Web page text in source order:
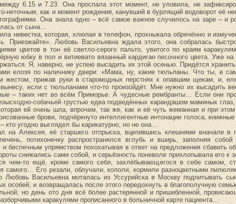
6.15 и 7.23. Она проспала этот момент, не уловила, не
неточным, как и момент рождения, канувший в бурлящий водоворот её
Она знала одно – всё самое важное случилось на заре – и
от сына…
невестка, которая, хлюпая в телефон, прохныкала обречённо и
Приезжайте». Любовь Васильевна ждала этого, она собралась
цветов в тон её светло-серого пальто, увитого по краям
юбку в пол и витиевато вязанный кардиган песочного цвета. Уже
Я, наверно, не успею высадить их этой осенью. Придётся
елозя по наличнику двери: «Мама, ну, какие тюльпаны. Что ты, в
жестом, прижав руки в старомодных перстнях к опавшим щекам, и,
если с тюльпанами что-то произойдёт. Мне нужно их высадить
– таких нет во всём Приморье. А чудесные рембранты… Если они
собачьей грустью едва подведённых карандашом маминых
ей очень шла, впрочем, так же, как и её чуть жеманная и при этом
брови, подчёркнуто интеллигентные интонации голоса,
угодно выглядел бы карикатурно, но не она…
на Алексея, её старшего отпрыска, вцепившись клешнями вначале
потихонечку распространялся вглубь и вширь, заполняя
беспечным упрямством похохатывая в ответ на предложения сбавить
снижались сами собой, и серьёзность поневоле прихлопывала его к
чем-то ещё, кроме самого себя, захлёбывающегося в себе самом,
самого… Его резали, облучали, кололи, кормили разноцветными
Васильевна моталась из Уссурийска в Москву подпитывать
особей, и возвращалась после этого передохнуть в благополучную
но день ото дня всё более растерянной и пришибленной,
каракулями прописанного в больничной карте пациента…